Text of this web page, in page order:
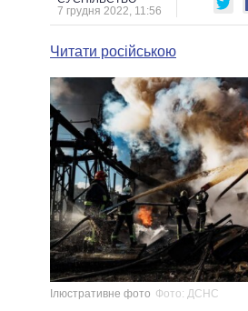
7 грудня 2022, 11:56
Читати російською
Ілюстративне фото Фото: ДСНС